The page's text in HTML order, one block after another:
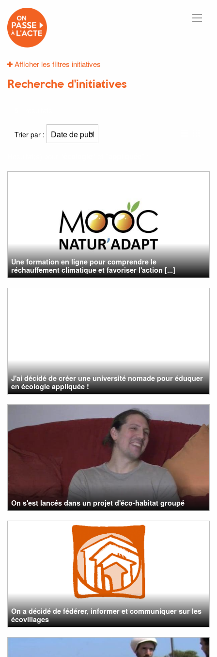
Afficher les filtres initiatives
Recherche d'initiatives
Trier par :
Une formation en ligne pour comprendre le
réchauffement climatique et favoriser l'action [...]
J'ai décidé de créer une université nomade pour éduquer
en écologie appliquée !
On s'est lancés dans un projet d'éco-habitat groupé
On a décidé de fédérer, informer et communiquer sur les
écovillages